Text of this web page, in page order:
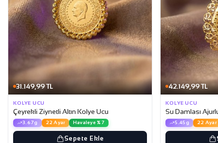
31.149,99 TL
KOLYE UCU
Çeyrekli Ziynetli Altın Kolye Ucu
3.67g 22 Ayar Havaleye %7
Sepete Ekle
42.149,99 TL
KOLYE UCU
Su Damlası
5.45g 22 Ayar